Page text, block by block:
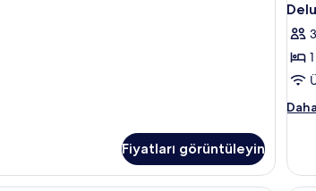
Fiyatları görüntüleyin
daha
fazla